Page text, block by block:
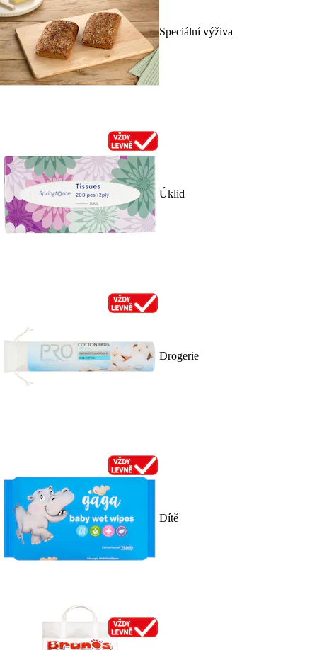
Speciální výživa
Úklid
Drogerie
Dítě